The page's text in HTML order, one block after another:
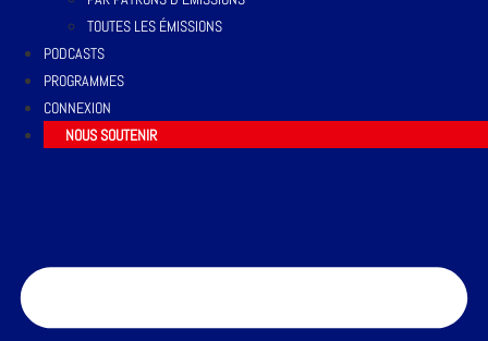
TOUTES LES ÉMISSIONS
PODCASTS
PROGRAMMES
CONNEXION
NOUS SOUTENIR